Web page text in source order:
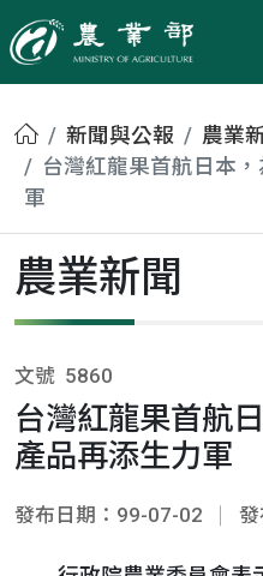
農業部
首頁新聞與公報
農業
台灣紅龍果首航日本
軍
農業新聞
文號 5860
台灣紅龍果首航
產品再添生力軍
發布日期：99-07-02